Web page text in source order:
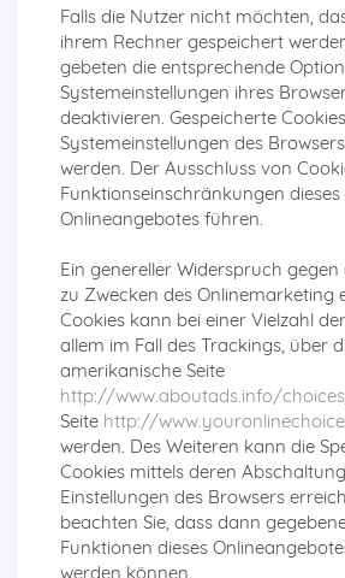
Falls die Nutzer nicht möchten,
ihrem Rechner gespeichert
gebeten die entsprechende
Systemeinstellungen ihres
deaktivieren. Gespeicherte
Systemeinstellungen des
werden. Der Ausschluss von
Funktionseinschränkungen dieses
Onlineangebotes führen.
Ein genereller Widerspruch
zu Zwecken des Onlinemarketing
Cookies kann bei einer Vielzahl
allem im Fall des Trackings, über
amerikanische Seite
http://www.aboutads.info/
Seite http://
werden. Des Weiteren kann die
Cookies mittels deren
Einstellungen des Browsers
beachten Sie, dass dann
Funktionen dieses
werden können.